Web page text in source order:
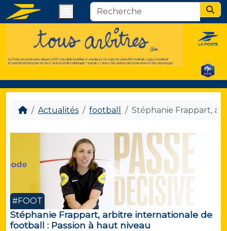
Actualités football Stéphanie Frappart,
#FOOT
Stéphanie Frappart, arbitre internationale de
football : Passion à haut niveau